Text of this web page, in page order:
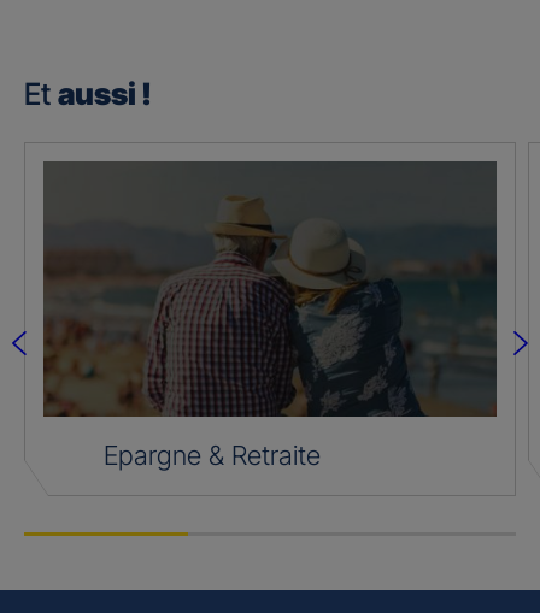
Et aussi !
Epargne & Retraite